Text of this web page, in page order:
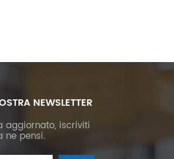
NEWSLETTER
aggiornato, iscriviti
ne pensi.